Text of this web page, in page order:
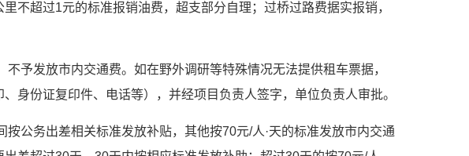
不超过1元的标准报销油费，超支部分自理；过桥过路费据实报销，
予发放市内交通费。如在野外调研等特殊情况无法提供租车票据，
身份证复印件、电话等），并经项目负责人签字，单位负责人审批。
公务出差相关标准发放补贴，其他按70元/人·天的标准发放市内交通